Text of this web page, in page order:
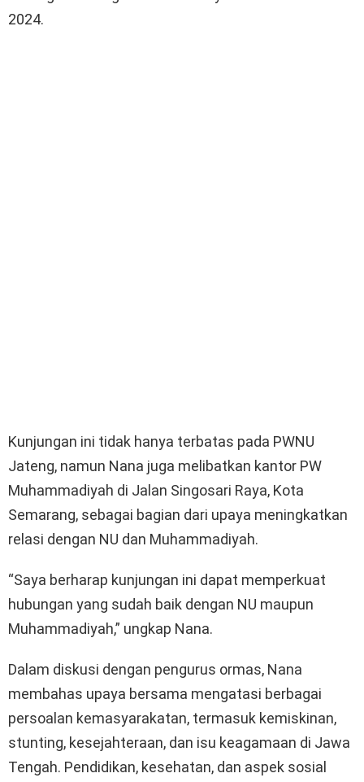
2024.
Kunjungan ini tidak hanya terbatas pada PWNU
Jateng, namun Nana juga melibatkan kantor PW
Muhammadiyah di Jalan Singosari Raya, Kota
Semarang, sebagai bagian dari upaya meningkatkan
relasi dengan NU dan Muhammadiyah.
“Saya berharap kunjungan ini dapat memperkuat
hubungan yang sudah baik dengan NU maupun
Muhammadiyah,” ungkap Nana.
Dalam diskusi dengan pengurus ormas, Nana
membahas upaya bersama mengatasi berbagai
persoalan kemasyarakatan, termasuk kemiskinan,
stunting, kesejahteraan, dan isu keagamaan di Jawa
Tengah. Pendidikan, kesehatan, dan aspek sosial